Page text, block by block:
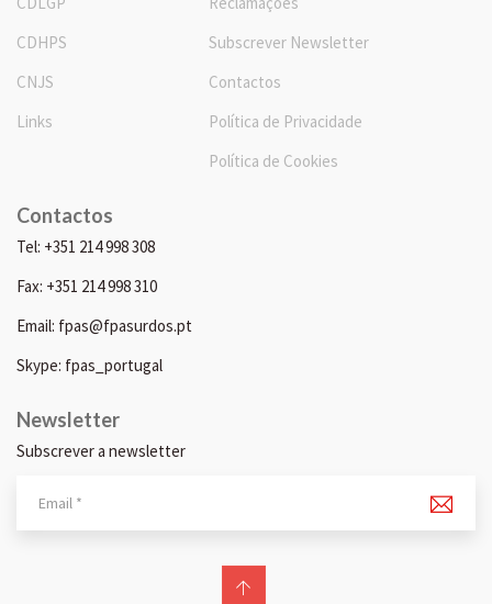
CDHPS
CNJS
Links
Subscrever Newsletter
Contactos
Política de Privacidade
Política de Cookies
Contactos
Tel: +351 214 998 308
Fax: +351 214 998 310
Email: fpas@fpasurdos.pt
Skype: fpas_portugal
Newsletter
Subscrever a newsletter